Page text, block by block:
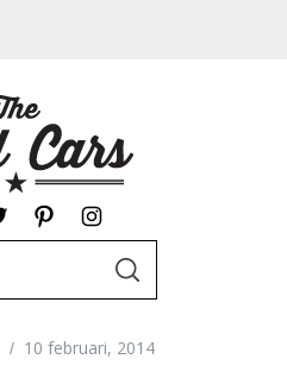
S
E
C
H
10 februari, 2014